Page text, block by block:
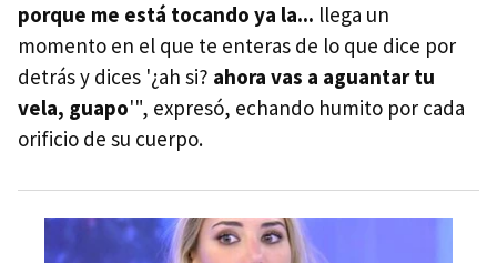
porque me está tocando ya la... llega un
momento en el que te enteras de lo que dice por
detrás y dices '¿ah si? ahora vas a aguantar tu
vela, guapo'", expresó, echando humito por cada
orificio de su cuerpo.